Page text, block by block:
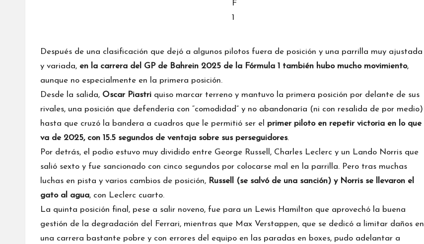
Después de una clasificación que dejó a algunos pilotos fuera de posición y una parrilla muy ajustada
y variada, en la carrera del GP de Bahrein 2025 de la Fórmula 1 también hubo mucho movimiento,
aunque no especialmente en la primera posición.
Desde la salida, Oscar Piastri quiso marcar terreno y mantuvo la primera posición por delante de sus
rivales, una posición que defendería con “comodidad” y no abandonaría (ni con resalida de por medio)
hasta que cruzó la bandera a cuadros que le permitió ser el primer piloto en repetir victoria en lo que
va de 2025, con 15.5 segundos de ventaja sobre sus perseguidores.
Por detrás, el podio estuvo muy dividido entre George Russell , Charles Leclerc y un Lando Norris que
salió sexto y fue sancionado con cinco segundos por colocarse mal en la parrilla. Pero tras muchas
luchas en pista y varios cambios de posición, Russell (se salvó de una sanción) y Norris se llevaron el
gato al agua, con Leclerc cuarto.
La quinta posición final, pese a salir noveno, fue para un Lewis Hamilton que aprovechó la buena
gestión de la degradación del
Ferrari, mientras que Max Verstappen, que se dedicó a limitar daños en
una carrera bastante pobre y con errores del equipo en las paradas en boxes, pudo adelantar a